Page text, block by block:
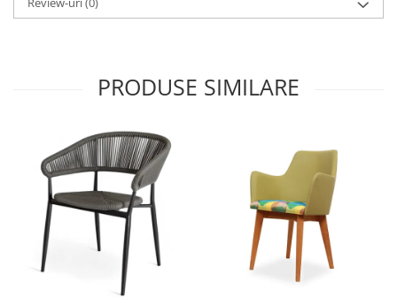
PRODUSE SIMILARE